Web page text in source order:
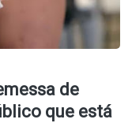
de
que está